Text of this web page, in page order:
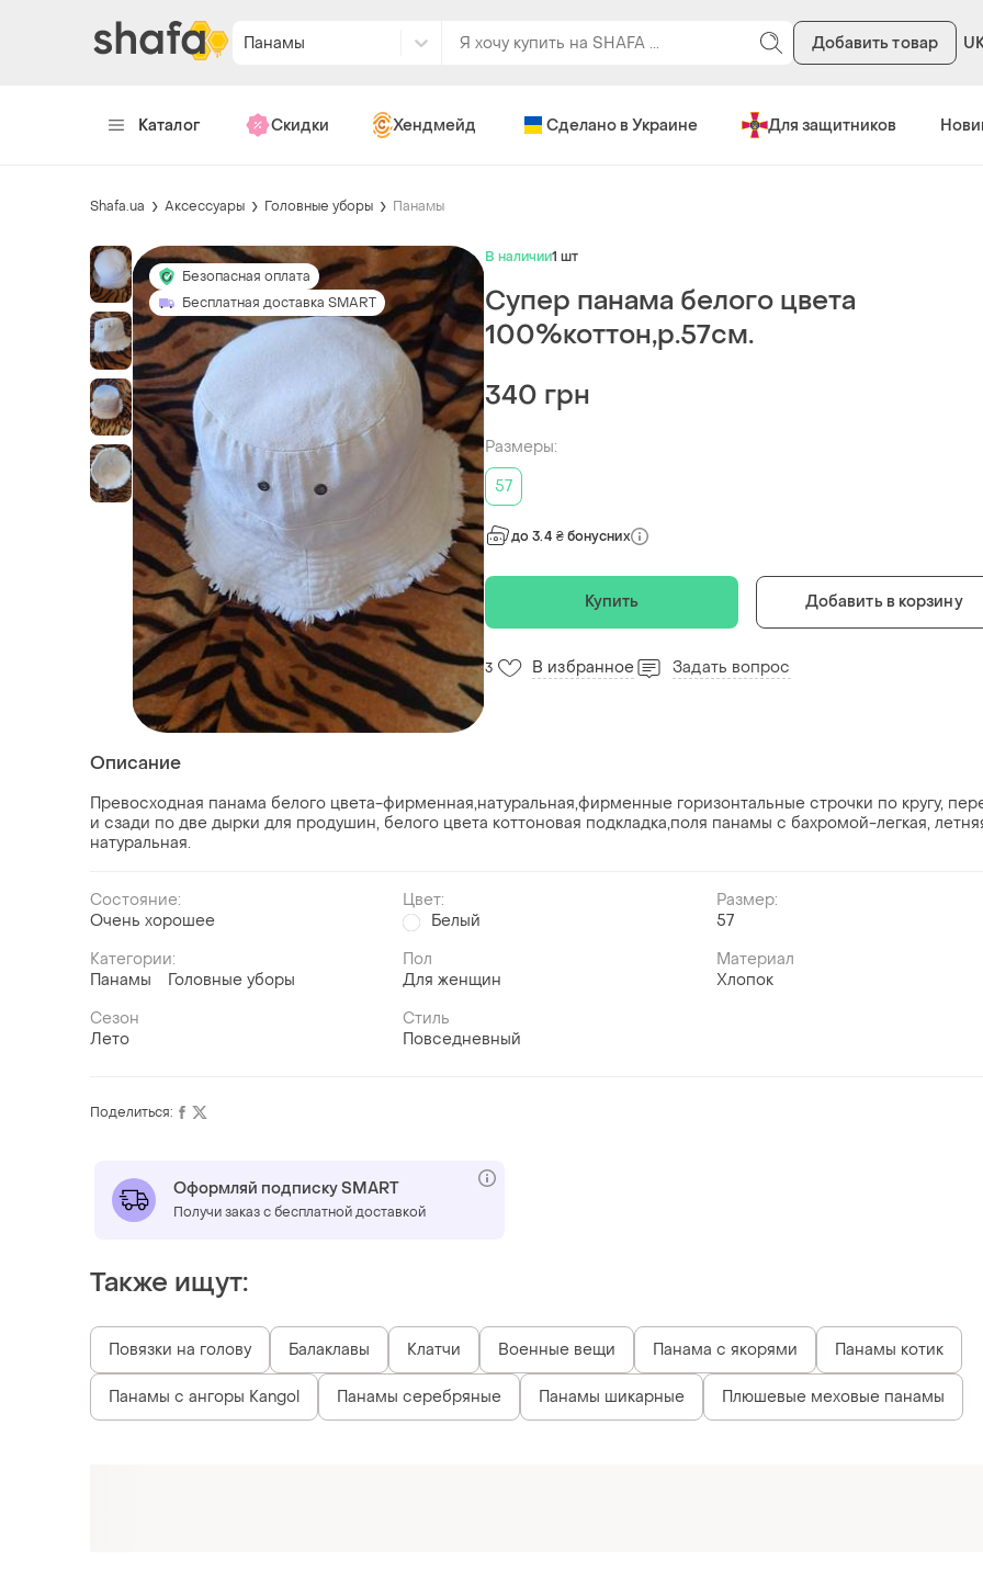
Панамы Добавить товар
Каталог Скидки Хендмейд Сделано в Украине Для защитников
Shafa.ua Аксессуары Головные уборы Панамы
Безопасная оплата
Бесплатная доставка SMART
В наличии1 шт
Супер панама белого цвета
100%коттон,р.57см.
340 грн
Размеры:
57
до 3.4 ₴ бонусних
Купить Добавить в корзину
3 В избранное Задать вопрос
Описание
Превосходная панама белого цвета-фирменная,натуральная,фирменные горизонтальные строчки по кругу,
и сзади по две дырки для продушин, белого цвета коттоновая подкладка,поля панамы с бахромой-легкая,
натуральная.
Состояние:
Очень хорошее
Цвет:
Белый
Размер:
57
Категории:
Панамы
Головные уборы
Пол
Для женщин
Материал
Хлопок
Сезон
Лето
Стиль
Повседневный
Поделиться:
Оформляй подписку SMART
Получи заказ с бесплатной доставкой
Также ищут:
Повязки на голову Балаклавы Клатчи Военные вещи Панама с якорями Панамы котик
Панамы с ангоры Kangol Панамы серебряные Панамы шикарные Плюшевые меховые панамы